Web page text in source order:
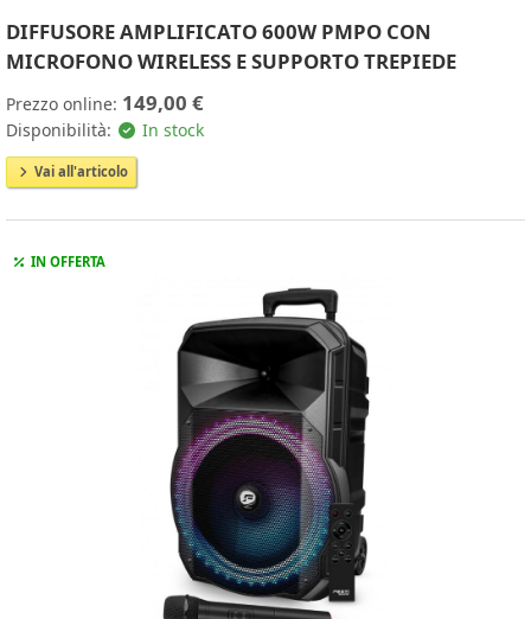
DIFFUSORE AMPLIFICATO 600W PMPO CON
MICROFONO WIRELESS E SUPPORTO TREPIEDE
Prezzo online: 149,00 €
Disponibilità: In stock
Vai all'articolo
IN OFFERTA